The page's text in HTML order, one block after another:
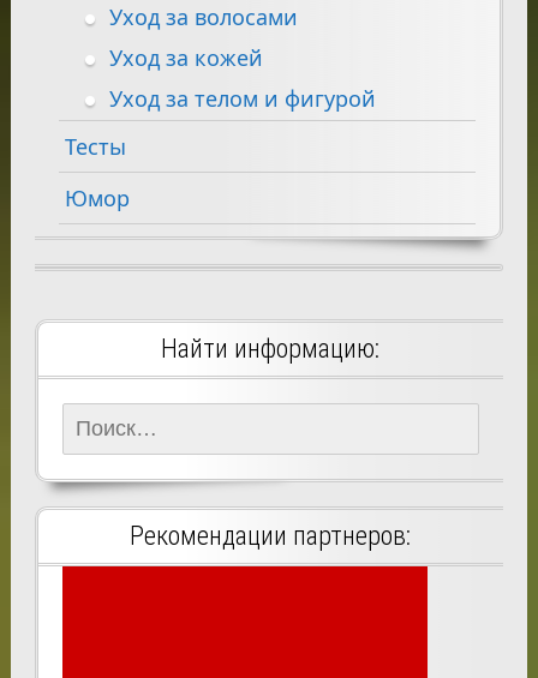
Уход за волосами
Уход за кожей
Уход за телом и фигурой
Тесты
Юмор
Найти информацию:
Найти:
Рекомендации партнеров: